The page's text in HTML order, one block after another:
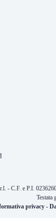
- C.F. e P.I.
Testata
privacy -